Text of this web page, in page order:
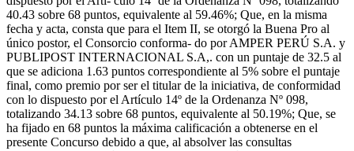
40.43 sobre 68 puntos, equivalente al 59.46%; Que, en la misma
fecha y acta, consta que para el Item II, se otorgó la Buena Pro al
único postor, el Consorcio conforma- do por AMPER PERÚ S.A. y
PUBLIPOST INTERNACIONAL S.A,. con un puntaje de 32.5 al
que se adiciona 1.63 puntos correspondiente al 5% sobre el puntaje
final, como premio por ser el titular de la iniciativa, de conformidad
con lo dispuesto por el Artículo 14º de la Ordenanza Nº 098,
totalizando 34.13 sobre 68 puntos, equivalente al 50.19%; Que, se
ha fijado en 68 puntos la máxima calificación a obtenerse en el
presente Concurso debido a que, al absolver las consultas